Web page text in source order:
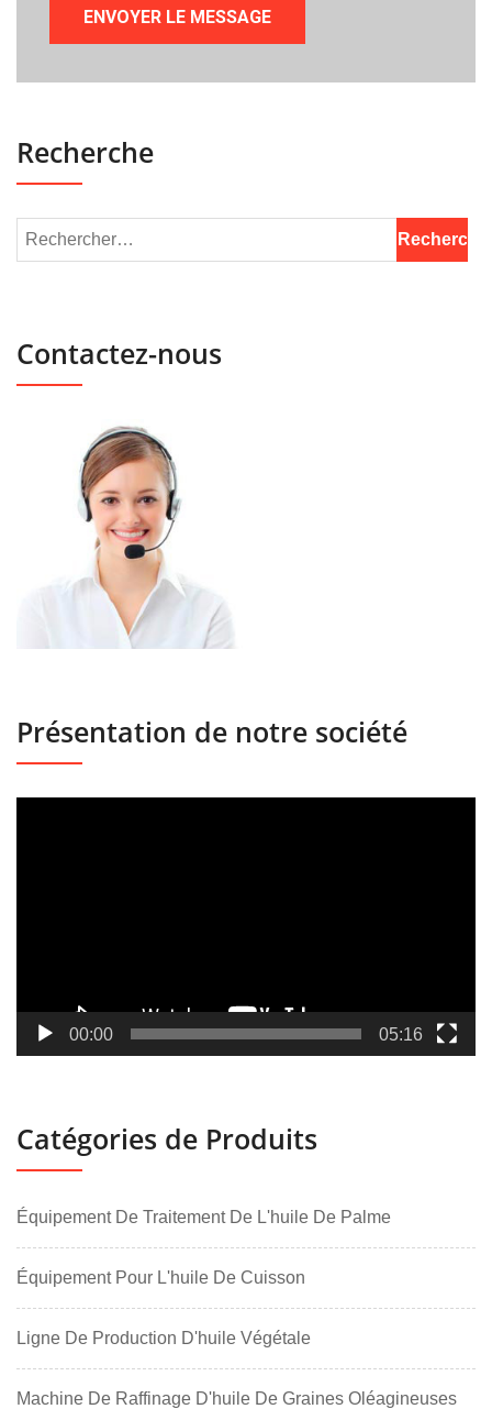
Recherche
Contactez-nous
Présentation de notre société
00:00 05:16
Catégories de Produits
Équipement De Traitement De L'huile De Palme
Équipement Pour L'huile De Cuisson
Ligne De Production D'huile Végétale
Machine De Raffinage D'huile De Graines Oléagineuses